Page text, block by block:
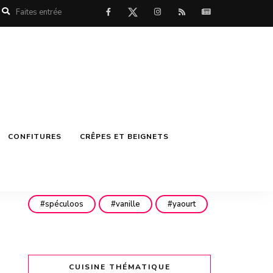
CONFITURES CRÊPES ET BEIGNETS
menthe
pistaches poires
spéculoos vanille yaourt
CUISINE THÉMATIQUE